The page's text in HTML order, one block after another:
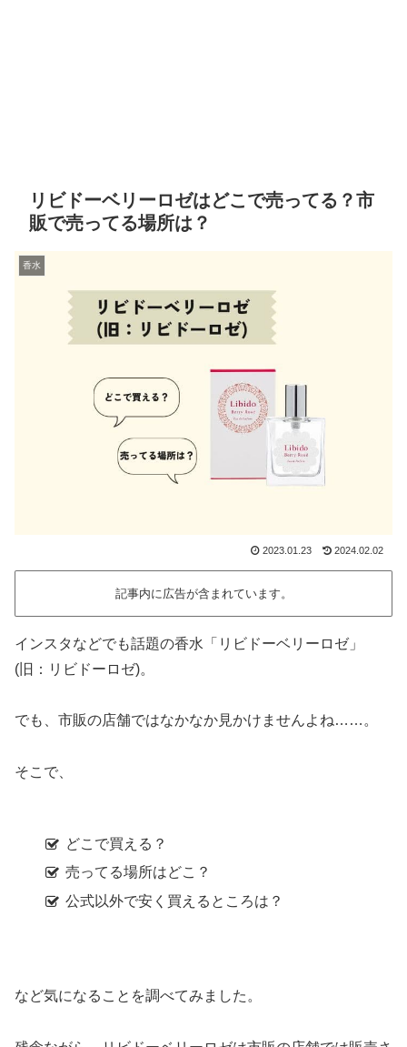
リビドーベリーロゼはどこで売ってる？市
販で売ってる場所は？
香水
2023.01.23 2024.02.02
記事内に広告が含まれています。
インスタなどでも話題の香水「リビドーベリーロゼ」
(旧：リビドーロゼ)。
でも、市販の店舗ではなかなか見かけませんよね……。
そこで、
どこで買える？
売ってる場所はどこ？
公式以外で安く買えるところは？
など気になることを調べてみました。